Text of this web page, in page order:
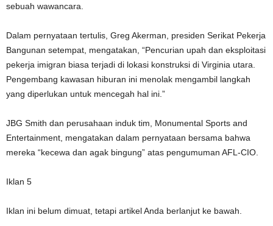
sebuah wawancara.
Dalam pernyataan tertulis, Greg Akerman, presiden Serikat Pekerja
Bangunan setempat, mengatakan, “Pencurian upah dan eksploitasi
pekerja imigran biasa terjadi di lokasi konstruksi di Virginia utara.
Pengembang kawasan hiburan ini menolak mengambil langkah
yang diperlukan untuk mencegah hal ini.”
JBG Smith dan perusahaan induk tim, Monumental Sports and
Entertainment, mengatakan dalam pernyataan bersama bahwa
mereka “kecewa dan agak bingung” atas pengumuman AFL-CIO.
Iklan 5
Iklan ini belum dimuat, tetapi artikel Anda berlanjut ke bawah.